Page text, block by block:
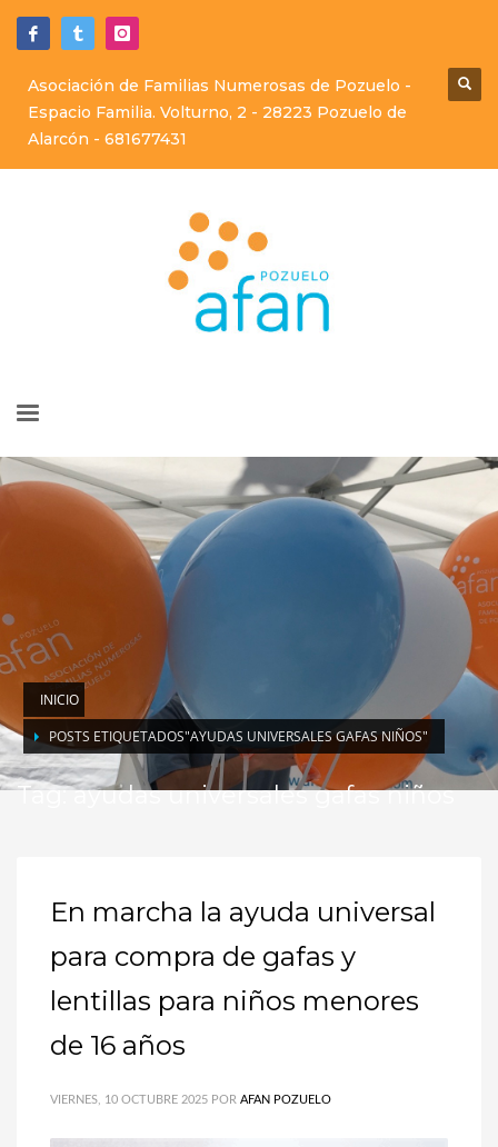
Asociación de Familias Numerosas de Pozuelo -
Espacio Familia. Volturno, 2 - 28223 Pozuelo de
Alarcón - 681677431
INICIO
POSTS ETIQUETADOS"AYUDAS UNIVERSALES GAFAS NIÑOS"
Tag: ayudas universales gafas niños
En marcha la ayuda universal
para compra de gafas y
lentillas para niños menores
de 16 años
VIERNES, 10 OCTUBRE 2025 POR AFAN POZUELO